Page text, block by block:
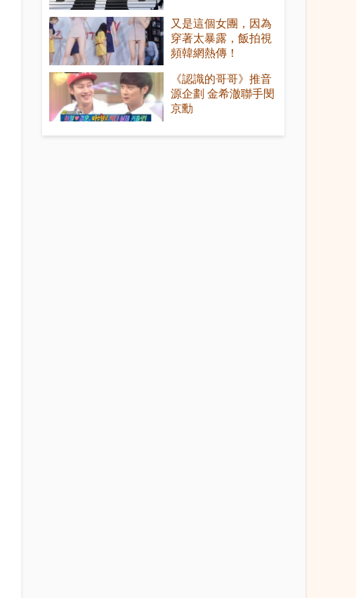
又是這個女團，因為
穿著太暴露，飯拍視
頻韓網熱傳！
《認識的哥哥》推音
源企劃 金希澈聯手閔
京勳